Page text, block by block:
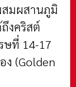
สมผสานภูมิ
งคริสต์
ษที่ 14-17
(Golden